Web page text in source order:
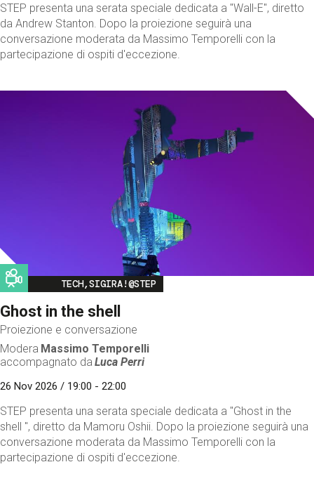
STEP presenta una serata speciale dedicata a "Wall-E", diretto
da Andrew Stanton. Dopo la proiezione seguirà una
conversazione moderata da Massimo Temporelli con la
partecipazione di ospiti d'eccezione.
Image
TECH,SIGIRA!@STEP
Ghost in the shell
Proiezione e conversazione
Modera Massimo Temporelli
accompagnato da Luca Perri
26 Nov 2026 / 19:00 - 22:00
STEP presenta una serata speciale dedicata a "Ghost in the
shell ", diretto da Mamoru Oshii. Dopo la proiezione seguirà una
conversazione moderata da Massimo Temporelli con la
partecipazione di ospiti d'eccezione.